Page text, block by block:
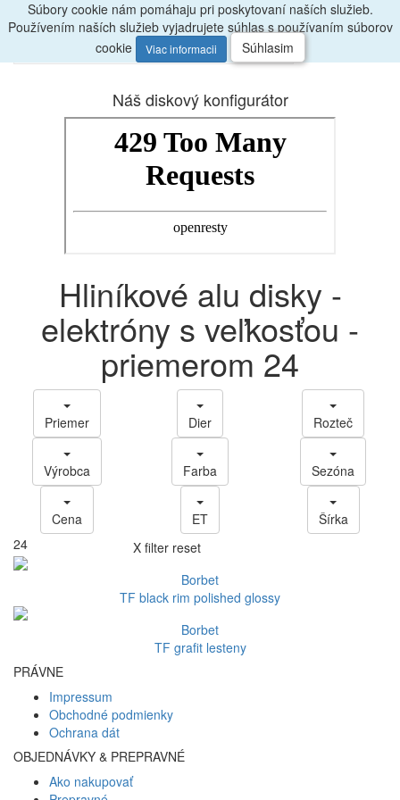
Radiporadíme, zavolajte047/4397722
Menu
0
Náš diskový konfigurátor
Hliníkové alu disky -
elektróny s veľkosťou -
priemerom 24
Priemer Dier Rozteč
Výrobca Farba Sezóna
Cena ET
Šírka
24
X filter reset
Borbet
TF black rim polished glossy
Borbet
TF grafit lesteny
PRÁVNE
Impressum
Obchodné podmienky
Ochrana dát
OBJEDNÁVKY & PREPRAVNÉ
Ako nakupovať
Súbory cookie nám pomáhaju pri poskytovaní naších služieb.
Používením naších služieb vyjadrujete súhlas s používaním súborov
cookie
Viac informacii Súhlasim